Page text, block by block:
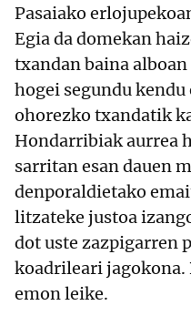
Pasaiako
Egia da domekan
txandan baina
hogei segundu
ohorezko txandatik
Hondarribiak aurrea
sarritan esan dauen
denporaldietako
litzateke justoa
dot uste zazpigarren
koadrileari jagokona.
emon leike.